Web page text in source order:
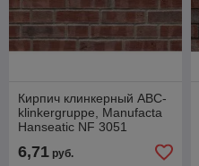
Кирпич клинкерный ABC-
klinkergruppe, Manufacta
Hanseatic NF 3051
6,71 руб.